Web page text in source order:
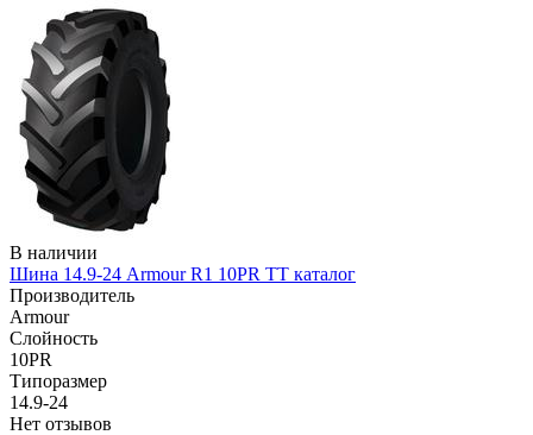
В наличии
Шина 14.9-24 Armour R1 10PR TT каталог
Производитель
Armour
Слойность
10PR
Типоразмер
14.9-24
Нет отзывов